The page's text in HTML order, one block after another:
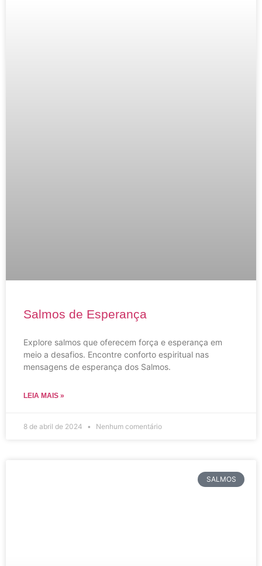
Salmos de Esperança
Explore salmos que oferecem força e esperança em
meio a desafios. Encontre conforto espiritual nas
mensagens de esperança dos Salmos.
LEIA MAIS »
8 de abril de 2024 Nenhum comentário
SALMOS